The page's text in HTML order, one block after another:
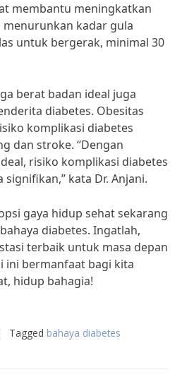
membantu meningkatkan
kadar gula
untuk bergerak, minimal 30
berat badan ideal juga
diabetes. Obesitas
komplikasi diabetes
dan stroke. “Dengan
risiko komplikasi diabetes
kata Dr. Anjani.
gaya hidup sehat sekarang
diabetes. Ingatlah,
terbaik untuk masa depan
ini bermanfaat bagi kita
hidup bahagia!
Tagged bahaya diabetes